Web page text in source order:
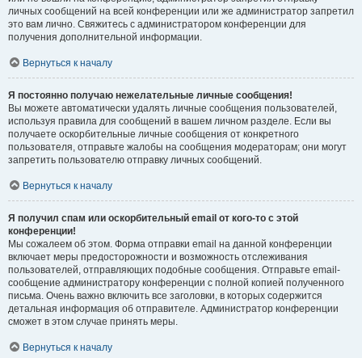
личных сообщений на всей конференции или же администратор запретил
это вам лично. Свяжитесь с администратором конференции для
получения дополнительной информации.
Вернуться к началу
Я постоянно получаю нежелательные личные сообщения!
Вы можете автоматически удалять личные сообщения пользователей,
используя правила для сообщений в вашем личном разделе. Если вы
получаете оскорбительные личные сообщения от конкретного
пользователя, отправьте жалобы на сообщения модераторам; они могут
запретить пользователю отправку личных сообщений.
Вернуться к началу
Я получил спам или оскорбительный email от кого-то с этой
конференции!
Мы сожалеем об этом. Форма отправки email на данной конференции
включает меры предосторожности и возможность отслеживания
пользователей, отправляющих подобные сообщения. Отправьте email-
сообщение администратору конференции с полной копией полученного
письма. Очень важно включить все заголовки, в которых содержится
детальная информация об отправителе. Администратор конференции
сможет в этом случае принять меры.
Вернуться к началу